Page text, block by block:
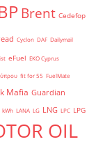
Brent Cedefop
Cyclon DAF Dailymail
eFuel EKO Cyprus
fit for 55 FuelMate
Mafia Guardian
kWh LANA LG LNG LPC LPG
OIL